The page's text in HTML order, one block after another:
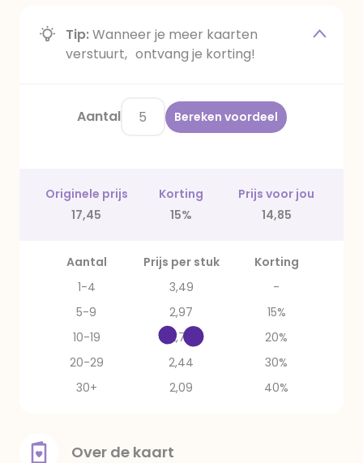
Tip:Wanneer je meer kaarten
verstuurt, ontvang je korting!
Aantal Bereken voordeel
Originele prijs Korting
Prijs voor jou
17,45
15% 14,85
Aantal Prijs per stuk
Korting
1-4
3,49
-
5-9
2,97
15%
10-19
2,79
20%
20-29
2,44
30%
30+
2,09 40%
Over de kaart